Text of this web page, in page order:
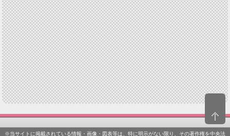
※当サイトに掲載されている情報・画像・図表等は、特に明示がない限り、その著作権を中央法